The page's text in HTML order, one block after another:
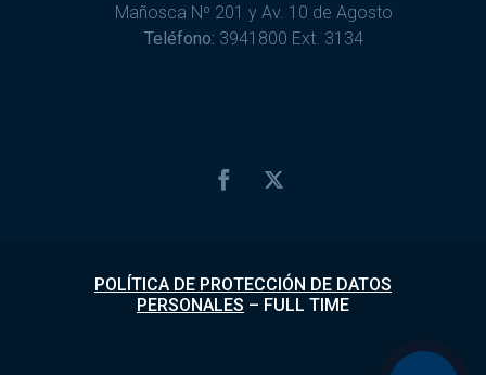
Mañosca Nº 201 y Av. 10 de Agosto
Teléfono: 3941800 Ext. 3134
POLÍTICA DE PROTECCIÓN DE DATOS
PERSONALES – FULL TIME